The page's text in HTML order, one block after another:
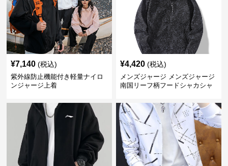
¥7,140 (税込)
紫外線防止機能付き軽量ナイロ
ンジャージ上着
¥4,420 (税込)
メンズジャージ メンズジャージ
南国リーフ柄フードシャカシャ